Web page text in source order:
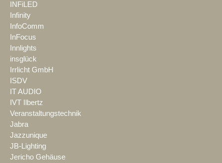
INFiLED
Infinity
InfoComm
InFocus
Innlights
insglück
Irrlicht GmbH
ISDV
IT AUDIO
IVT Ilbertz
Veranstaltungstechnik
Jabra
Jazzunique
JB-Lighting
Jericho Gehäuse